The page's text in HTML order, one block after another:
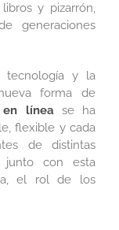
y pizarrón,
generaciones
tecnología y la
forma de
línea se ha
flexible y cada
de distintas
junto con esta
el rol de los